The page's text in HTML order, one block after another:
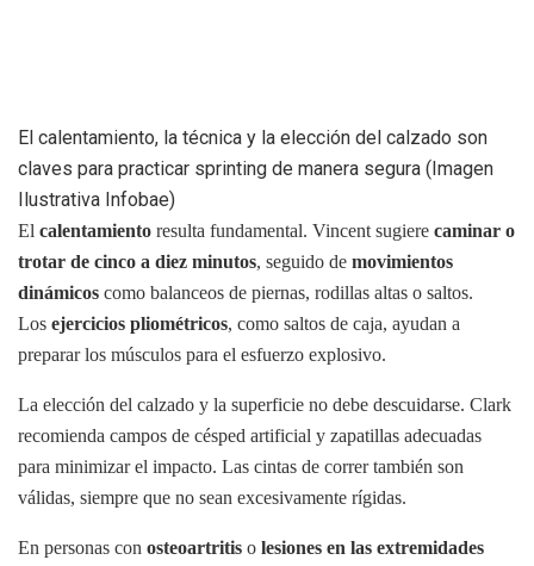
El calentamiento, la técnica y la elección del calzado son
claves para practicar sprinting de manera segura (Imagen
Ilustrativa Infobae)
El calentamiento resulta fundamental. Vincent sugiere caminar o
trotar de cinco a diez minutos, seguido de movimientos
dinámicos como balanceos de piernas, rodillas altas o saltos.
Los ejercicios pliométricos, como saltos de caja, ayudan a
preparar los músculos para el esfuerzo explosivo.
La elección del calzado y la superficie no debe descuidarse. Clark
recomienda campos de césped artificial y zapatillas adecuadas
para minimizar el impacto. Las cintas de correr también son
válidas, siempre que no sean excesivamente rígidas.
En personas con osteoartritis o lesiones en las extremidades